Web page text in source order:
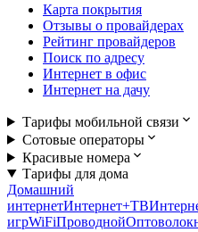
Карта покрытия
Отзывы о провайдерах
Рейтинг провайдеров
Поиск по адресу
Интернет в офис
Интернет на дачу
Тарифы мобильной связи
Сотовые операторы
Красивые номера
Тарифы для дома
Домашний
интернетИнтернет+ТВ
игрWiFiПроводной